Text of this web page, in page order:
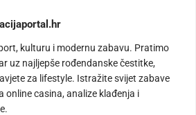
kulturu i modernu zabavu. Pratimo
uz najljepše rođendanske čestitke,
za lifestyle. Istražite svijet zabave
online casina, analize klađenja i